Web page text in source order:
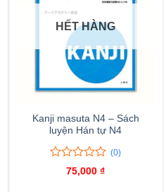
HẾT HÀNG
Kanji masuta N4 – Sách
luyện Hán tự N4
(0)
75,000 ₫